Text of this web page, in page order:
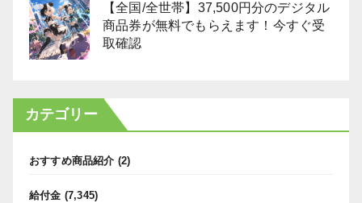
【全国/全世帯】37,500円分のデジタル
商品券が無料でもらえます！今すぐ受
取確認
カテゴリー
おすすめ商品紹介 (2)
給付金 (7,345)